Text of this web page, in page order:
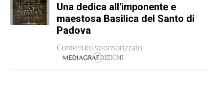
Una dedica all'imponente e
maestosa Basilica del Santo di
Padova
Contenuto sponsorizzato